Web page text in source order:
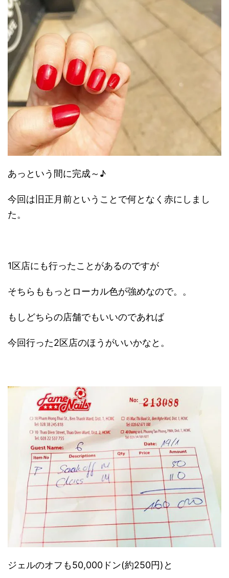
あっという間に完成～♪
今回は旧正月前ということで何となく赤にしまし
た。
1区店にも行ったことがあるのですが
そちらももっとローカル色が強めなので。。
もしどちらの店舗でもいいのであれば
今回行った2区店のほうがいいかなと。
ジェルのオフも50,000ドン(約250円)と